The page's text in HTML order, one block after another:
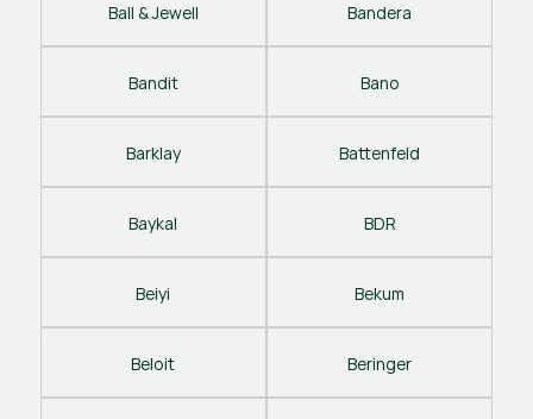
Ball & Jewell Bandera
Bandit Bano
Barklay Battenfeld
Baykal BDR
Beiyi Bekum
Beloit Beringer